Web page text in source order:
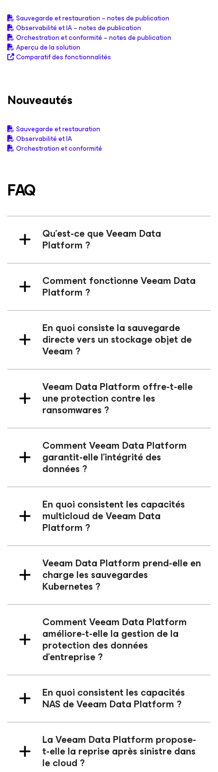
Sauvegarde et restauration – notes de publication
Observabilité et IA – notes de publication
Orchestration et conformité – notes de publication
Aperçu de la solution
Comparatif des fonctionnalités
Nouveautés
Sauvegarde et restauration
Observabilité et IA
Orchestration et conformité
FAQ
Qu’est-ce que Veeam Data
Platform ?
Comment fonctionne Veeam Data
Platform ?
En quoi consiste la sauvegarde
directe vers un stockage objet de
Veeam ?
Veeam Data Platform offre-t-elle
une protection contre les
ransomwares ?
Comment Veeam Data Platform
garantit-elle l’intégrité des
données ?
En quoi consistent les capacités
multicloud de Veeam Data
Platform ?
Veeam Data Platform prend-elle en
charge les sauvegardes
Kubernetes ?
Comment Veeam Data Platform
améliore-t-elle la gestion de la
protection des données
d’entreprise ?
En quoi consistent les capacités
NAS de Veeam Data Platform ?
La Veeam Data Platform propose-
t-elle la reprise après sinistre dans
le cloud ?